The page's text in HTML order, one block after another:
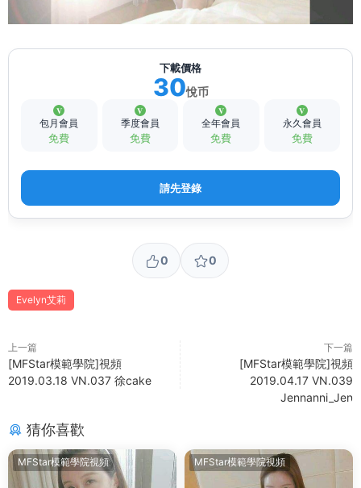
下載價格
30悅币
包月會員
免費
季度會員
免費
全年會員
免費
永久會員
免費
請先登錄
0 0
Evelyn艾莉
上一篇
[MFStar模範學院]視頻
2019.03.18 VN.037 徐cake
下一篇
[MFStar模範學院]視頻
2019.04.17 VN.039
Jennanni_Jen
猜你喜歡
MFStar模範學院視頻 MFStar模範學院視頻